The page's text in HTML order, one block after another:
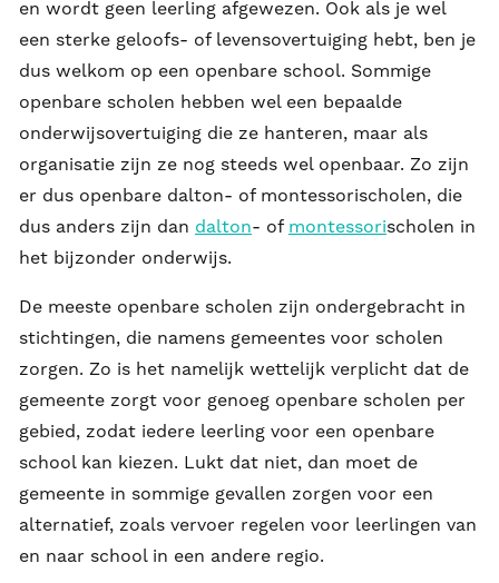
en wordt geen leerling afgewezen. Ook als je wel
een sterke geloofs- of levensovertuiging hebt, ben je
dus welkom op een openbare school. Sommige
openbare scholen hebben wel een bepaalde
onderwijsovertuiging die ze hanteren, maar als
organisatie zijn ze nog steeds wel openbaar. Zo zijn
er dus openbare dalton- of montessorischolen, die
dus anders zijn dan dalton- of montessorischolen in
het bijzonder onderwijs.
De meeste openbare scholen zijn ondergebracht in
stichtingen, die namens gemeentes voor scholen
zorgen. Zo is het namelijk wettelijk verplicht dat de
gemeente zorgt voor genoeg openbare scholen per
gebied, zodat iedere leerling voor een openbare
school kan kiezen. Lukt dat niet, dan moet de
gemeente in sommige gevallen zorgen voor een
alternatief, zoals vervoer regelen voor leerlingen van
en naar school in een andere regio.